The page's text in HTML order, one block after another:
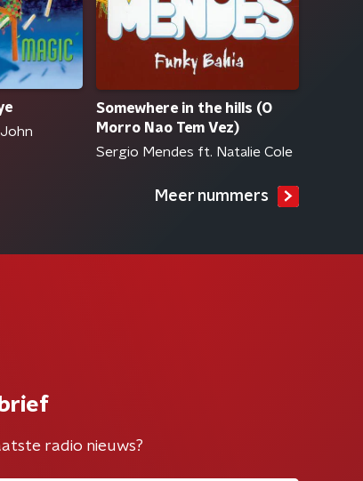
Somewhere in the hills (O
Morro Nao Tem Vez)
Sergio Mendes ft. Natalie Cole
Meer nummers
radio nieuws?